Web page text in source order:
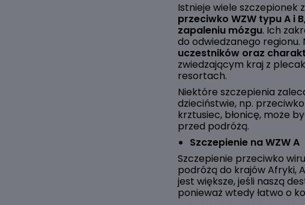
Istnieje wiele szczepionek
przeciwko WZW typu A i
zapaleniu mózgu. Ich
do odwiedzanego regionu.
uczestników oraz
zwiedzającym kraj z
resortach.
Niektóre szczepienia
dzieciństwie, np.
krztusiec, błonicę, może
przed podróżą.
Szczepienie na WZW A
Szczepienie przeciwko
podróżą do krajów Afryki,
jest większe, jeśli naszą
ponieważ wtedy łatwo o